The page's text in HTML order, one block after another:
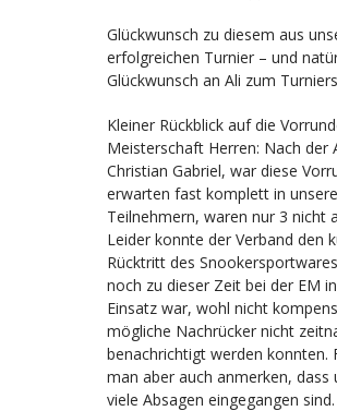
Glückwunsch zu diesem aus
erfolgreichen Turnier – und
Glückwunsch an Ali zum
Kleiner Rückblick auf die
Meisterschaft Herren: Nach der
Christian Gabriel, war diese
erwarten fast komplett in
Teilnehmern, waren nur 3 nicht
Leider konnte der Verband den
Rücktritt des
noch zu dieser Zeit bei der EM
Einsatz war, wohl nicht
mögliche Nachrücker nicht
benachrichtigt werden konnten.
man aber auch anmerken, dass
viele Absagen eingegangen sind.